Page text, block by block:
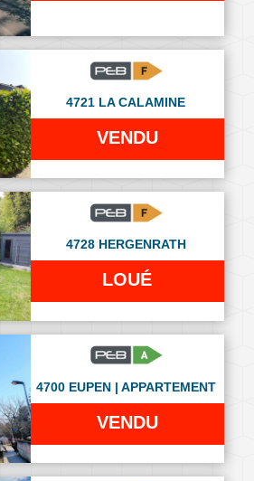
4721 LA CALAMINE
VENDU
4728 HERGENRATH
LOUÉ
4700 EUPEN | APPARTEMENT
VENDU